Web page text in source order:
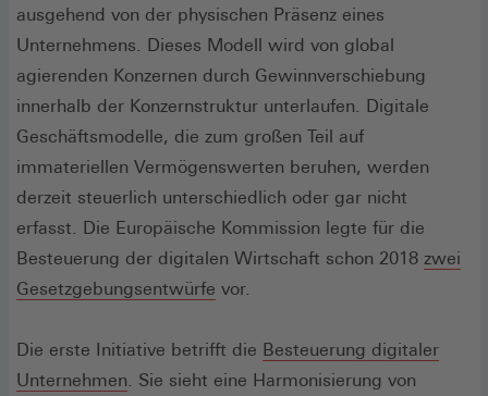
ausgehend von der physischen Präsenz eines
Unternehmens. Dieses Modell wird von global
agierenden Konzernen durch Gewinnverschiebung
innerhalb der Konzernstruktur unterlaufen. Digitale
Geschäftsmodelle, die zum großen Teil auf
immateriellen Vermögenswerten beruhen, werden
derzeit steuerlich unterschiedlich oder gar nicht
erfasst. Die Europäische Kommission legte für die
Besteuerung der digitalen Wirtschaft schon 2018 zwei
Gesetzgebungsentwürfe (Öffnet
einem
neuen
vor.
Die erste Initiative betrifft die Besteuerung digitaler
Unternehmen (Öffnet
. Sie sieht eine Harmonisierung von